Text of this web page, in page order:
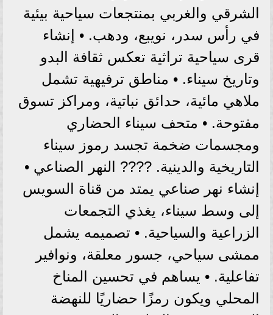
الشرقي والغربي بمنتجعات سياحية بيئية
في رأس سدر، نويبع، ودهب. • إنشاء
قرى سياحية تراثية تعكس ثقافة البدو
وتاريخ سيناء. • مناطق ترفيهية تشمل
ملاهي مائية، حدائق نباتية، ومراكز تسوق
مفتوحة. • متحف سيناء الحضاري
ومجسمات ضخمة تجسد رموز سيناء
التاريخية والدينية. ???? النهر الصناعي •
إنشاء نهر صناعي يمتد من قناة السويس
إلى وسط سيناء، يغذي التجمعات
الزراعية والسياحية. • تصميمه يشمل
ممشى سياحي، جسور معلقة، ونوافير
تفاعلية. • يساهم في تحسين المناخ
المحلي ويكون رمزًا حضاريًا للنهضة